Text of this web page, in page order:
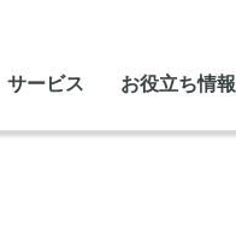
サービス お役立ち情報